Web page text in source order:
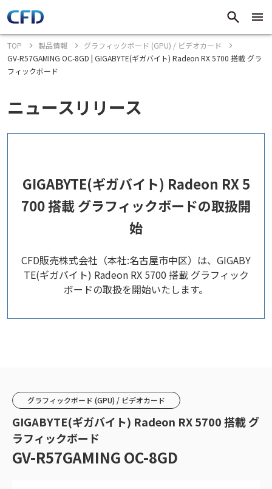
TOP 製品情報
グラフィックボード (GPU) / ビデオカード
GV-R57GAMING OC-8GD | GIGABYTE(ギガバイト) Radeon RX 5700 搭載 グラ
フィックボード
ニュースリリース
GIGABYTE(ギガバイト) Radeon RX 5
700 搭載 グラフィックボードの取扱開
始
CFD販売株式会社（本社:名古屋市中区）は、GIGABY
TE(ギガバイト) Radeon RX 5700 搭載 グラフィック
ボードの取扱を開始いたします。
グラフィックボード (GPU) / ビデオカード
GIGABYTE(ギガバイト) Radeon RX 5700 搭載 グ
ラフィックボード
GV-R57GAMING OC-8GD